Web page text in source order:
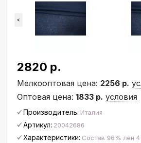
<
2820 р.
Мелкооптовая цена: 2256 р.
Оптовая цена: 1833 р. условия
Производитель: Италия
Артикул: 20042686
Характеристики: Состав 96% лен